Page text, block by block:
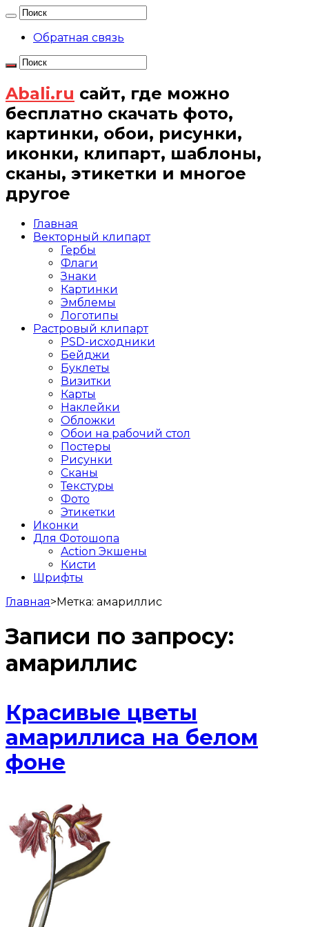
Обратная связь
Abali.ru сайт, где можно
бесплатно скачать фото,
картинки, обои, рисунки,
иконки, клипарт, шаблоны,
сканы, этикетки и многое
другое
Главная
Векторный клипарт
Гербы
Флаги
Знаки
Картинки
Эмблемы
Логотипы
Растровый клипарт
PSD-исходники
Бейджи
Буклеты
Визитки
Карты
Наклейки
Обложки
Обои на рабочий стол
Постеры
Рисунки
Сканы
Текстуры
Фото
Этикетки
Иконки
Для Фотошопа
Action Экшены
Кисти
Шрифты
Главная>Метка: амариллис
Записи по запросу:
амариллис
Красивые цветы
амариллиса на белом
фоне